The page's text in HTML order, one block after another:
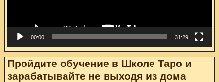
00:00 31:29
Пройдите обучение в Школе Таро и
зарабатывайте не выходя из дома